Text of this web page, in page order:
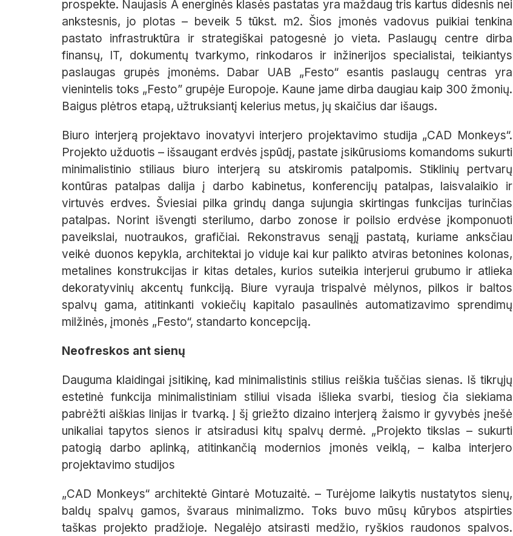
prospekte. Naujasis A energinės klasės pastatas yra maždaug tris kartus didesnis nei
ankstesnis, jo plotas – beveik 5 tūkst. m2. Šios įmonės vadovus puikiai tenkina
pastato infrastruktūra ir strategiškai patogesnė jo vieta. Paslaugų centre dirba
finansų, IT, dokumentų tvarkymo, rinkodaros ir inžinerijos specialistai, teikiantys
paslaugas grupės įmonėms. Dabar UAB „Festo“ esantis paslaugų centras yra
vienintelis toks „Festo” grupėje Europoje. Kaune jame dirba daugiau kaip 300 žmonių.
Baigus plėtros etapą, užtruksiantį kelerius metus, jų skaičius dar išaugs.
Biuro interjerą projektavo inovatyvi interjero projektavimo studija „CAD Monkeys“.
Projekto užduotis – išsaugant erdvės įspūdį, pastate įsikūrusioms komandoms sukurti
minimalistinio stiliaus biuro interjerą su atskiromis patalpomis. Stiklinių pertvarų
kontūras patalpas dalija į darbo kabinetus, konferencijų patalpas, laisvalaikio ir
virtuvės erdves. Šviesiai pilka grindų danga sujungia skirtingas funkcijas turinčias
patalpas. Norint išvengti sterilumo, darbo zonose ir poilsio erdvėse įkomponuoti
paveikslai, nuotraukos, grafičiai. Rekonstravus senąjį pastatą, kuriame anksčiau
veikė duonos kepykla, architektai jo viduje kai kur palikto atviras betonines kolonas,
metalines konstrukcijas ir kitas detales, kurios suteikia interjerui grubumo ir atlieka
dekoratyvinių akcentų funkciją. Biure vyrauja trispalvė mėlynos, pilkos ir baltos
spalvų gama, atitinkanti vokiečių kapitalo pasaulinės automatizavimo sprendimų
milžinės, įmonės „Festo“, standarto koncepciją.
Neofreskos ant sienų
Dauguma klaidingai įsitikinę, kad minimalistinis stilius reiškia tuščias sienas. Iš tikrųjų
estetinė funkcija minimalistiniam stiliui visada išlieka svarbi, tiesiog čia siekiama
pabrėžti aiškias linijas ir tvarką. Į šį griežto dizaino interjerą žaismo ir gyvybės įnešė
unikaliai tapytos sienos ir atsiradusi kitų spalvų dermė. „Projekto tikslas – sukurti
patogią darbo aplinką, atitinkančią modernios įmonės veiklą, – kalba interjero
projektavimo studijos
„CAD Monkeys“ architektė Gintarė Motuzaitė. – Turėjome laikytis nustatytos sienų,
baldų spalvų gamos, švaraus minimalizmo. Toks buvo mūsų kūrybos atspirties
taškas projekto pradžioje. Negalėjo atsirasti medžio, ryškios raudonos spalvos.